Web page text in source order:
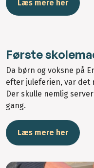
Læs mere her
Første
Da børn og voksne på
efter juleferien, var det
Der skulle nemlig
gang.
Læs mere her